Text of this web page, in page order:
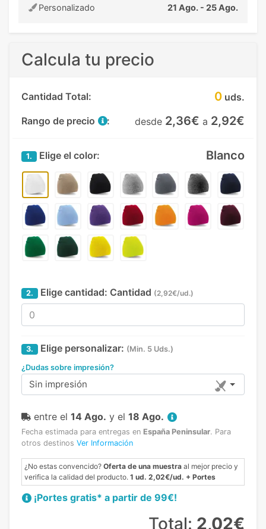
Personalizado
21 Ago. - 25 Ago.
Calcula tu precio
Cantidad Total: 0 uds.
Rango de precio
: desde 2,36€ a 2,92€
1. Elige el color: Blanco
2. Elige cantidad: Cantidad (2,92€/ud.)
3. Elige personalizar: (Min. 5 Uds.)
¿Dudas sobre impresión?
Sin impresión
entre el 14 Ago. y el 18 Ago.
Fecha estimada para entregas en España Peninsular. Para
otros destinos Ver Información
¿No estas convencido? Oferta de una muestra al mejor precio y
verifica la calidad del producto. 1 ud. 2,02€/ud. + Portes
¡Portes gratis* a partir de 99€!
Total: 2,02€